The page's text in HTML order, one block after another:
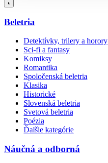
Beletria
Detektívky, trilery a horory
Sci-fi a fantasy
Komiksy
Romantika
Spoločenská beletria
Klasika
Historické
Slovenská beletria
Svetová beletria
Poézia
Ďalšie kategórie
Náučná a odborná